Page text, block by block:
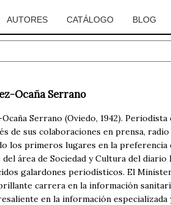
AUTORES CATÁLOGO BLOG
Ocaña Serrano
Ocaña Serrano (Oviedo, 1942).
de sus colaboraciones en prensa,
los primeros lugares en la
área de Sociedad y Cultura del
galardones periodísticos. El
carrera en la información
en la información